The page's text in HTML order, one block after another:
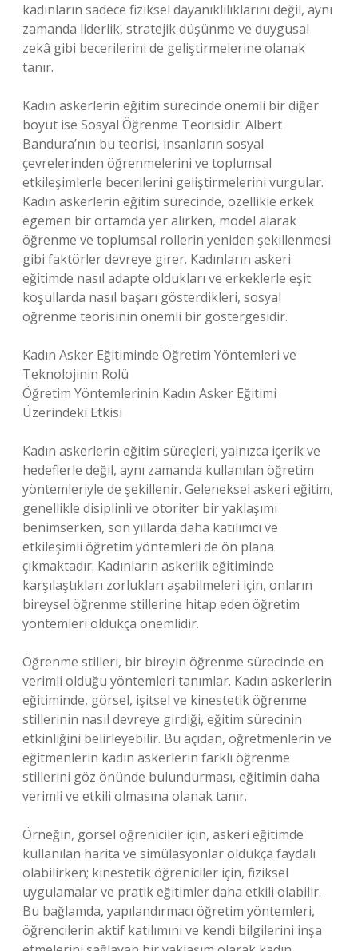
kadınların sadece fiziksel dayanıklılıklarını değil, aynı
zamanda liderlik, stratejik düşünme ve duygusal
zekâ gibi becerilerini de geliştirmelerine olanak
tanır.
Kadın askerlerin eğitim sürecinde önemli bir diğer
boyut ise Sosyal Öğrenme Teorisidir. Albert
Bandura’nın bu teorisi, insanların sosyal
çevrelerinden öğrenmelerini ve toplumsal
etkileşimlerle becerilerini geliştirmelerini vurgular.
Kadın askerlerin eğitim sürecinde, özellikle erkek
egemen bir ortamda yer alırken, model alarak
öğrenme ve toplumsal rollerin yeniden şekillenmesi
gibi faktörler devreye girer. Kadınların askeri
eğitimde nasıl adapte oldukları ve erkeklerle eşit
koşullarda nasıl başarı gösterdikleri, sosyal
öğrenme teorisinin önemli bir göstergesidir.
Kadın Asker Eğitiminde Öğretim Yöntemleri ve
Teknolojinin Rolü
Öğretim Yöntemlerinin Kadın Asker Eğitimi
Üzerindeki Etkisi
Kadın askerlerin eğitim süreçleri, yalnızca içerik ve
hedeflerle değil, aynı zamanda kullanılan öğretim
yöntemleriyle de şekillenir. Geleneksel askeri eğitim,
genellikle disiplinli ve otoriter bir yaklaşımı
benimserken, son yıllarda daha katılımcı ve
etkileşimli öğretim yöntemleri de ön plana
çıkmaktadır. Kadınların askerlik eğitiminde
karşılaştıkları zorlukları aşabilmeleri için, onların
bireysel öğrenme stillerine hitap eden öğretim
yöntemleri oldukça önemlidir.
Öğrenme stilleri, bir bireyin öğrenme sürecinde en
verimli olduğu yöntemleri tanımlar. Kadın askerlerin
eğitiminde, görsel, işitsel ve kinestetik öğrenme
stillerinin nasıl devreye girdiği, eğitim sürecinin
etkinliğini belirleyebilir. Bu açıdan, öğretmenlerin ve
eğitmenlerin kadın askerlerin farklı öğrenme
stillerini göz önünde bulundurması, eğitimin daha
verimli ve etkili olmasına olanak tanır.
Örneğin, görsel öğreniciler için, askeri eğitimde
kullanılan harita ve simülasyonlar oldukça faydalı
olabilirken; kinestetik öğreniciler için, fiziksel
uygulamalar ve pratik eğitimler daha etkili olabilir.
Bu bağlamda, yapılandırmacı öğretim yöntemleri,
öğrencilerin aktif katılımını ve kendi bilgilerini inşa